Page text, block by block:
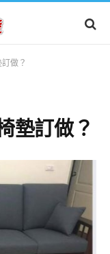
做？
墊訂做？